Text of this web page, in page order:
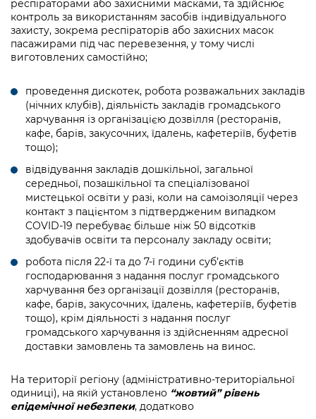
респіраторами або захисними масками, та здійснює
контроль за використанням засобів індивідуального
захисту, зокрема респіраторів або захисних масок
пасажирами під час перевезення, у тому числі
виготовлених самостійно;
проведення дискотек, робота розважальних закладів
(нічних клубів), діяльність закладів громадського
харчування із організацією дозвілля (ресторанів,
кафе, барів, закусочних, їдалень, кафетеріїв, буфетів
тощо);
відвідування закладів дошкільної, загальної
середньої, позашкільної та спеціалізованої
мистецької освіти у разі, коли на самоізоляції через
контакт з пацієнтом з підтвердженим випадком
COVID-19 перебуває більше ніж 50 відсотків
здобувачів освіти та персоналу закладу освіти;
робота після 22-ї та до 7-ї години суб’єктів
господарювання з надання послуг громадського
харчування без організації дозвілля (ресторанів,
кафе, барів, закусочних, їдалень, кафетеріїв, буфетів
тощо), крім діяльності з надання послуг
громадського харчування із здійсненням адресної
доставки замовлень та замовлень на винос.
На території регіону (адміністративно-територіальної
одиниці), на якій установлено “жовтий” рівень
епідемічної небезпеки, додатково